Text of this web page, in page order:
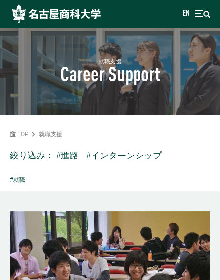
EN
就職支援
Career Support
TOP 就職支援
絞り込み： #進路 #インターンシップ
#就職